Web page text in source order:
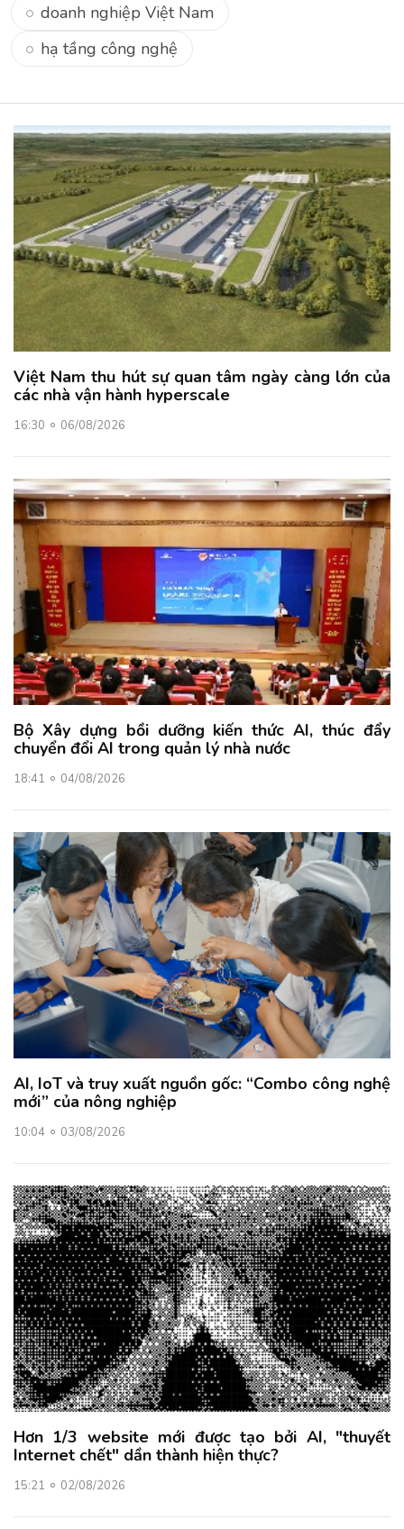
doanh nghiệp Việt Nam
hạ tầng công nghệ
Việt Nam thu hút sự quan tâm ngày càng lớn của
các nhà vận hành hyperscale
16:30 06/08/2026
Bộ Xây dựng bồi dưỡng kiến thức AI, thúc đẩy
chuyển đổi AI trong quản lý nhà nước
18:41 04/08/2026
AI, IoT và truy xuất nguồn gốc: “Combo công nghệ
mới” của nông nghiệp
10:04 03/08/2026
Hơn 1/3 website mới được tạo bởi AI, "thuyết
Internet chết" dần thành hiện thực?
15:21 02/08/2026